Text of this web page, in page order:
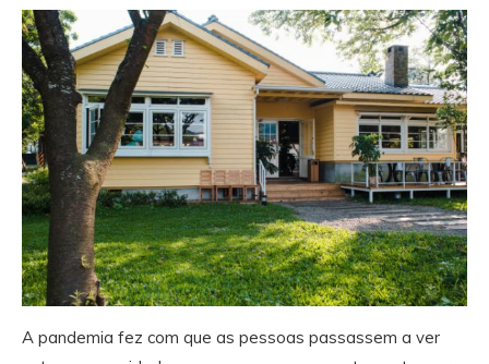
A pandemia fez com que as pessoas passassem a ver